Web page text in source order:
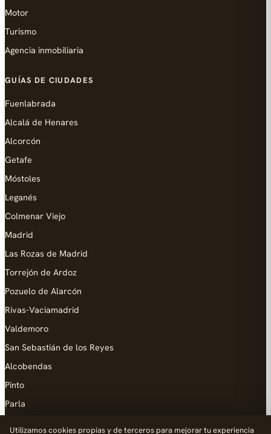
Motor
Turismo
Agencia inmobiliaria
GUÍAS DE CIUDADES
Fuenlabrada
Alcalá de Henares
Alcorcón
Getafe
Móstoles
Leganés
Colmenar Viejo
Madrid
Las Rozas de Madrid
Torrejón de Ardoz
Pozuelo de Alarcón
Rivas-Vaciamadrid
Valdemoro
San Sebastián de los Reyes
Alcobendas
Pinto
Parla
Utilizamos cookies propias y de terceros para mejorar tu experiencia